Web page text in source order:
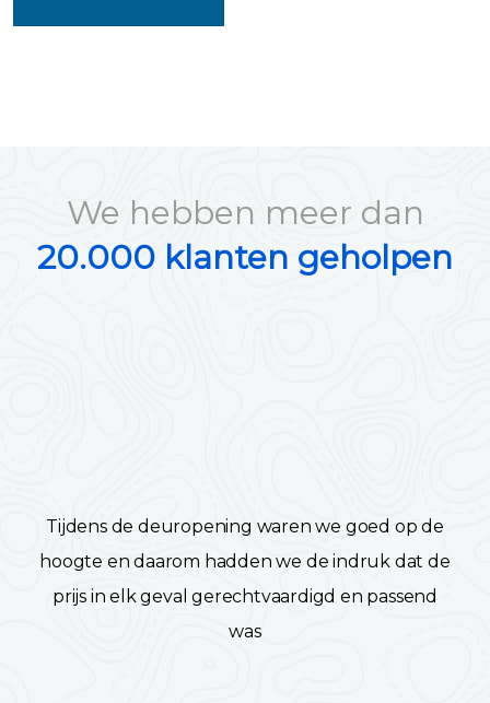
We hebben meer dan
20.000 klanten geholpen
Tijdens de deuropening waren we goed op de
hoogte en daarom hadden we de indruk dat de
prijs in elk geval gerechtvaardigd en passend
was